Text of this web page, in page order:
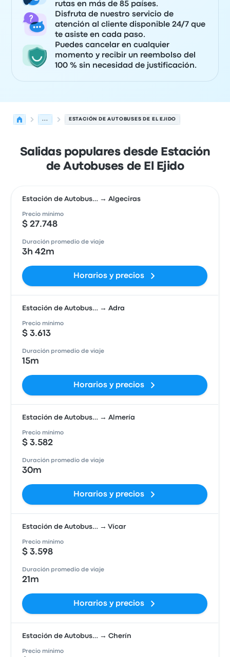
rutas en más de 85 países.
Disfruta de nuestro servicio de
atención al cliente disponible 24/7 que
te asiste en cada paso.
Puedes cancelar en cualquier
momento y recibir un reembolso del
100 % sin necesidad de justificación.
... ESTACIÓN DE AUTOBUSES DE EL EJIDO
Salidas populares desde Estación
de Autobuses de El Ejido
Estación de Autobus… → Algeciras
Precio mínimo
$ 27.748
Duración promedio de viaje
3h 42m
Horarios y precios
Estación de Autobus… → Adra
Precio mínimo
$ 3.613
Duración promedio de viaje
15m
Horarios y precios
Estación de Autobus… → Almería
Precio mínimo
$ 3.582
Duración promedio de viaje
30m
Horarios y precios
Estación de Autobus… → Vícar
Precio mínimo
$ 3.598
Duración promedio de viaje
21m
Horarios y precios
Estación de Autobus… → Cherín
Precio mínimo